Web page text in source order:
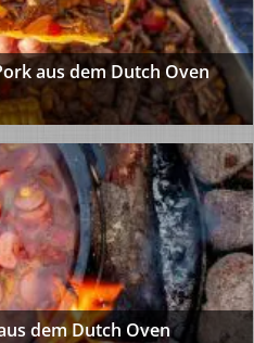
aus dem Dutch Oven
dem Dutch Oven